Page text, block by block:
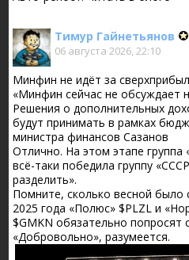
Тимур Гайнетьянов
06 августа 2026, 22:10
Минфин не идёт за
«Минфин сейчас не обсуждает
Решения о дополнительных
будут принимать в рамках
министра финансов Сазанов
Отлично. На этом этапе группа
всё-таки победила группу
разделить».
Помните, сколько весной было
2025 года «Полюс» $PLZL и
$GMKN обязательно попросят
«Добровольно», разумеется.